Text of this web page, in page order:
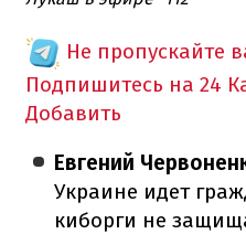
Не пропускайте
Подпишитесь на 24
Добавить
Евгений
Украине идет
киборги не